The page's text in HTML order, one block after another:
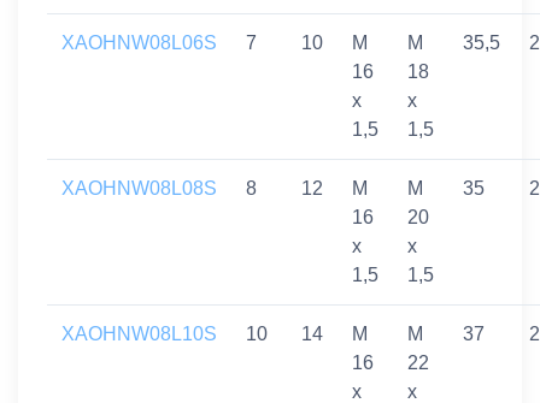
XAOHNW08L06S 7 10
M
16
x
1,5
M
18
x
1,5
35,5
XAOHNW08L08S 8 12
M
16
x
1,5
M
20
x
1,5
35
XAOHNW08L10S 10 14
M
16
x
M
22
x
37